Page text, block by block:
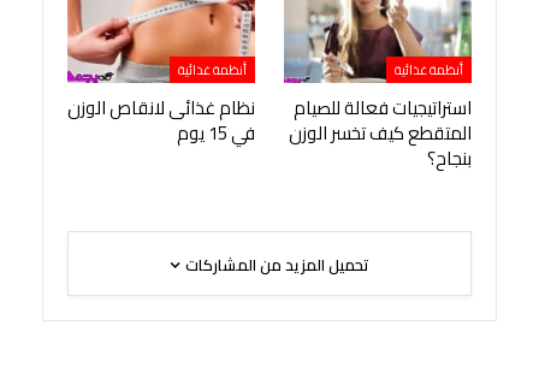
أنظمة غذائية
استراتيجيات فعالة للصيام
المتقطع كيف تخسر الوزن
بنجاح؟
أنظمة غذائية
نظام غذائى لانقاص الوزن
في 15 يوم
تحميل المزيد من المشاركات